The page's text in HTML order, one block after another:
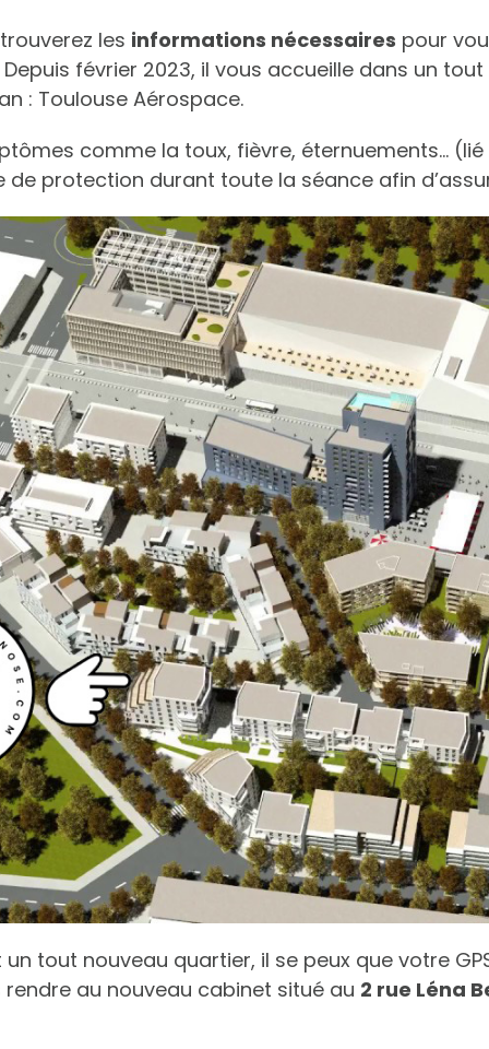
les informations nécessaires pour
février 2023, il vous accueille dans un
: Toulouse Aérospace.
comme la toux, fièvre, éternuements…
de protection durant toute la séance afin
un tout nouveau quartier, il se peux que votre
rendre au nouveau cabinet situé au 2 rue Léna